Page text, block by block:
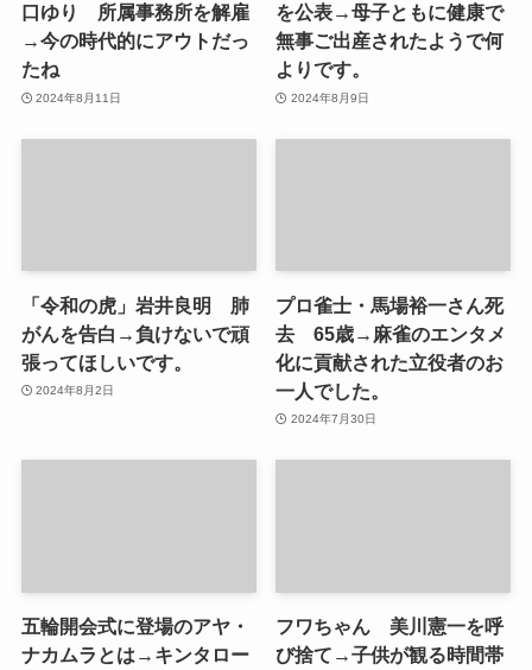
口ゆり 所属事務所を解雇
→今の時代的にアウトだっ
たね
2024年8月11日
を公表→母子ともに健康で
無事ご出産されたようで何
よりです。
2024年8月9日
「令和の虎」岩井良明 肺
がんを告白→負けないで頑
張ってほしいです。
2024年8月2日
プロ雀士・馬場裕一さん死
去 65歳→麻雀のエンタメ
化に貢献された立役者のお
一人でした。
2024年7月30日
五輪開会式に登場のアヤ・
ナカムラとは→キンタロー
フワちゃん 美川憲一を呼
び捨て→子供が観る時間帯